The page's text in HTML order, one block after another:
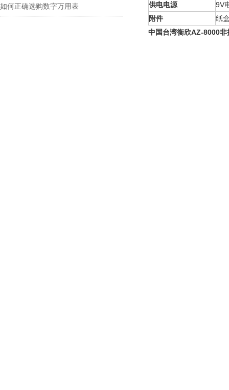
如何正确选购数字万用表
供电电源
9V
附件
纸
中国台湾衡欣AZ-8000非